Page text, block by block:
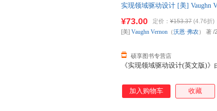
实现领域驱动设计 [美] Vaughn
《实现领域驱动设计(英文版)
¥73.00 定价： ¥153.37 (4.76折)
硕享图书专营店
[美] Vaughn Vernon （沃恩·弗农 ） 著 /
加入购物车 收藏